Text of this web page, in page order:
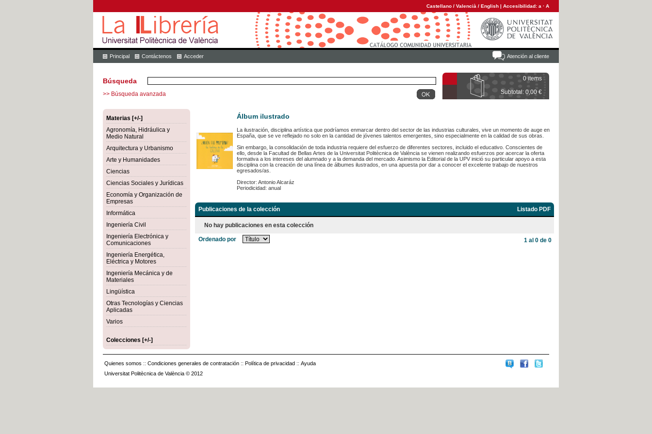
Castellano / Valencià / English | Accesibilidad: a · A
Atención al cliente
Principal Contáctenos Acceder
0 items
Subtotal: 0,00 €
Búsqueda
>> Búsqueda avanzada
Materias [+/-]
Agronomía, Hidráulica y
Medio Natural
Arquitectura y Urbanismo
Arte y Humanidades
Ciencias
Ciencias Sociales y Jurídicas
Economía y Organización de
Empresas
Informática
Ingeniería Civil
Ingeniería Electrónica y
Comunicaciones
Ingeniería Energética,
Eléctrica y Motores
Ingeniería Mecánica y de
Materiales
Lingüística
Otras Tecnologías y Ciencias
Aplicadas
Varios
Colecciones [+/-]
Álbum ilustrado
La ilustración, disciplina artística que podríamos enmarcar dentro del sector de las industrias culturales, vive un momento de auge en
España, que se ve reflejado no solo en la cantidad de jóvenes talentos emergentes, sino especialmente en la calidad de sus obras.
Sin embargo, la consolidación de toda industria requiere del esfuerzo de diferentes sectores, incluido el educativo. Conscientes de
ello, desde la Facultad de Bellas Artes de la Universitat Politècnica de València se vienen realizando esfuerzos por acercar la oferta
formativa a los intereses del alumnado y a la demanda del mercado. Asimismo la Editorial de la UPV inició su particular apoyo a esta
disciplina con la creación de una línea de álbumes ilustrados, en una apuesta por dar a conocer el excelente trabajo de nuestros
egresados/as.
Director: Antonio Alcaráz
Periodicidad: anual
Publicaciones de la colección Listado PDF
No hay publicaciones en esta colección
Ordenado por 1 al 0 de 0
Quienes somos :: Condiciones generales de contratación :: Política de privacidad :: Ayuda
Universitat Politècnica de València © 2012